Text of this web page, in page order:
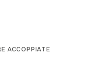
ACCOPPIATE